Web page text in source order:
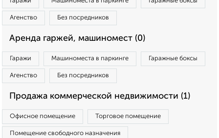
Агенство Без посредников
Аренда гаржей, машиномест (0)
Гаражи Машиноместа в паркинге Гаражные боксы
Агенство Без посредников
Продажа коммерческой недвижимости (1)
Офисное помещение Торговое помещение
Помещение свободного назначения